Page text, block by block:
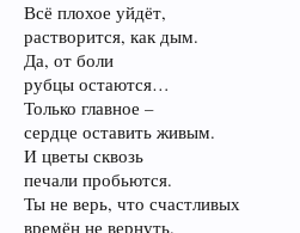
Всё плохое уйдёт,
растворится, как дым.
Да, от боли
рубцы остаются…
Только главное –
сердце оставить живым.
И цветы сквозь
печали пробьются.
Ты не верь, что счастливых
времён не вернуть.